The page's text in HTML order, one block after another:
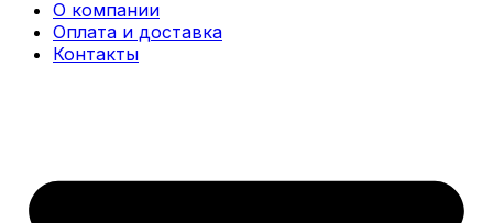
О компании
Оплата и доставка
Контакты